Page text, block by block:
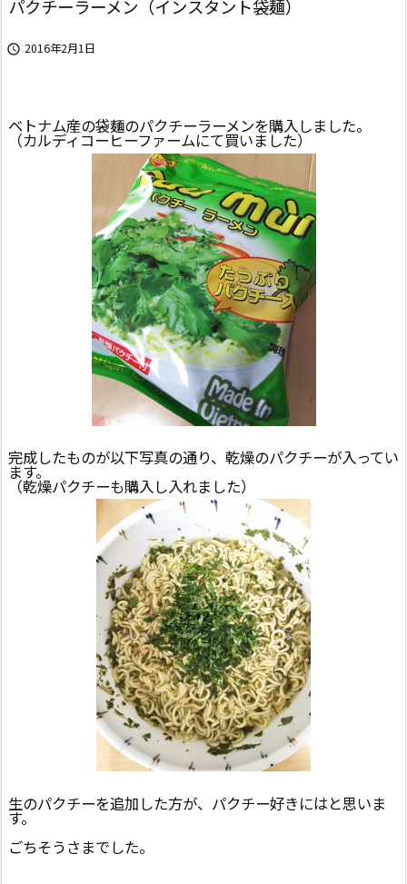
パクチーラーメン（インスタント袋麺）
 2016年2月1日
ベトナム産の袋麺のパクチーラーメンを購入しました。
（カルディコーヒーファームにて買いました）
完成したものが以下写真の通り、乾燥のパクチーが入ってい
ます。
（乾燥パクチーも購入し入れました）
生のパクチーを追加した方が、パクチー好きにはと思いま
す。
ごちそうさまでした。